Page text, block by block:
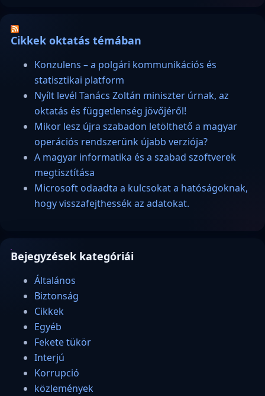
Cikkek oktatás témában
Konzulens – a polgári kommunikációs és
statisztikai platform
Nyílt levél Tanács Zoltán miniszter úrnak, az
oktatás és függetlenség jövőjéről!
Mikor lesz újra szabadon letölthető a magyar
operációs rendszerünk újabb verziója?
A magyar informatika és a szabad szoftverek
megtisztítása
Microsoft odaadta a kulcsokat a hatóságoknak,
hogy visszafejthessék az adatokat.
Bejegyzések kategóriái
Általános
Biztonság
Cikkek
Egyéb
Fekete tükör
Interjú
Korrupció
közlemények